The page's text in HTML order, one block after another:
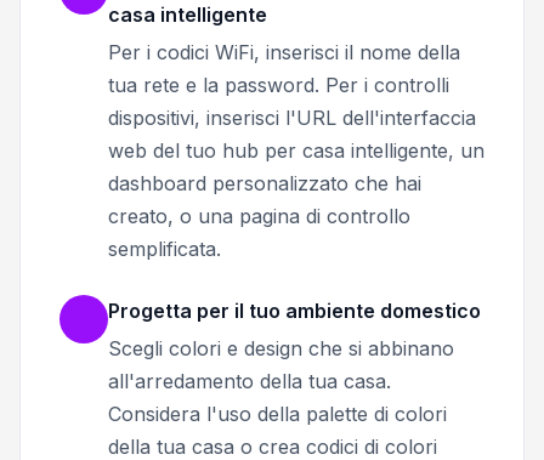
casa intelligente
Per i codici WiFi, inserisci il nome della
tua rete e la password. Per i controlli
dispositivi, inserisci l'URL dell'interfaccia
web del tuo hub per casa intelligente, un
dashboard personalizzato che hai
creato, o una pagina di controllo
semplificata.
Progetta per il tuo ambiente domestico
Scegli colori e design che si abbinano
all'arredamento della tua casa.
Considera l'uso della palette di colori
della tua casa o crea codici di colori